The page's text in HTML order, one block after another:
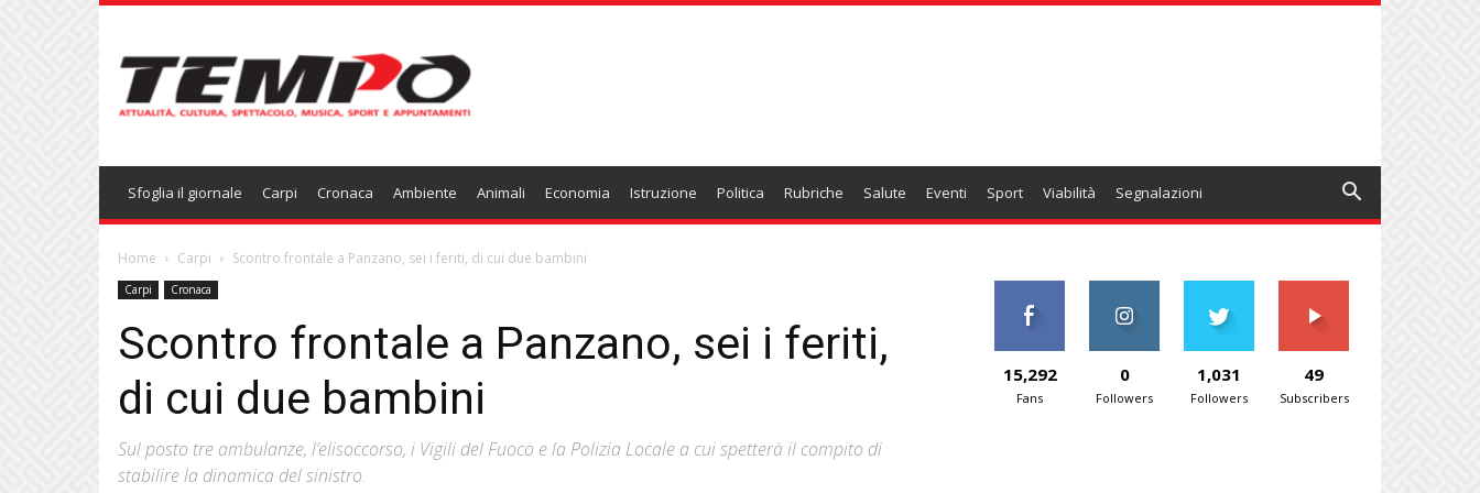
Sfoglia il giornale Carpi Cronaca Ambiente Animali Economia Istruzione Politica Rubriche Salute Eventi Sport Viabilità Segnalazioni
Home Carpi Scontro frontale a Panzano, sei i feriti, di cui due bambini
Carpi Cronaca
Scontro frontale a Panzano, sei i feriti,
di cui due bambini
Sul posto tre ambulanze, l’elisoccorso, i Vigili del Fuoco e la Polizia Locale a cui spetterà il compito di
stabilire la dinamica del sinistro.
15,292
Fans
0
Followers
1,031
Followers
49
Subscribers